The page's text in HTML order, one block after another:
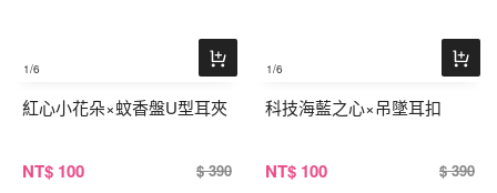
1/6
紅心小花朵×蚊香盤U型耳夾
NT$ 100 $ 390
1/6
科技海藍之心×吊墜耳扣
NT$ 100 $ 390